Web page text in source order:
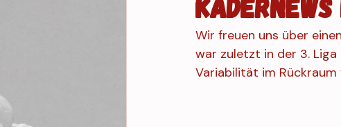
Veranstaltung 4 Veranstaltung Res.
Wir freuen uns über
war zuletzt in der 3. Liga
Variabilität im Rückraum